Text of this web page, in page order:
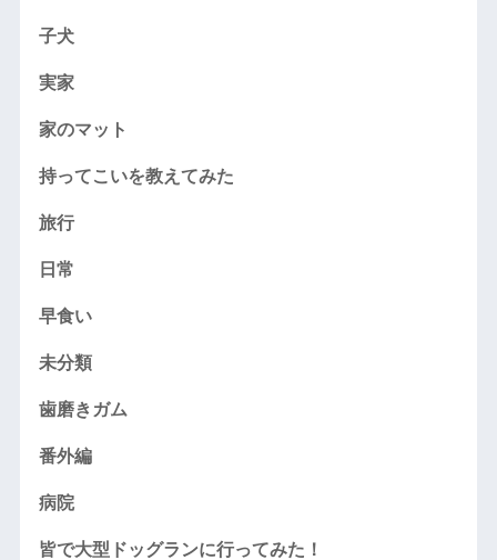
子犬
実家
家のマット
持ってこいを教えてみた
旅行
日常
早食い
未分類
歯磨きガム
番外編
病院
皆で大型ドッグランに行ってみた！